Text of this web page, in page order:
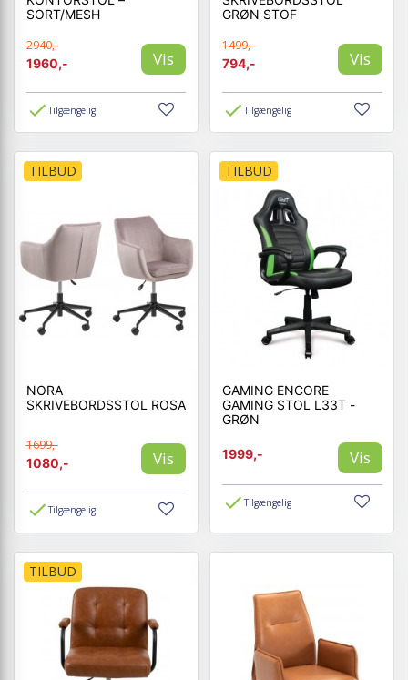
SORT/MESH
2940,-
1960,-
Vis
Tilgængelig
GRØN STOF
1499,-
794,-
Vis
Tilgængelig
TILBUD
NORA
SKRIVEBORDSSTOL ROSA
1699,-
1080,-
Vis
Tilgængelig
TILBUD
GAMING ENCORE
GAMING STOL L33T -
GRØN
1999,- Vis
Tilgængelig
TILBUD